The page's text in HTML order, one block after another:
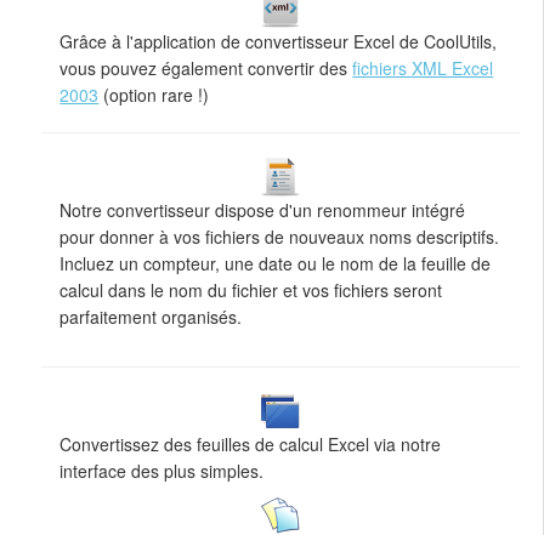
Grâce à l'application de convertisseur Excel de CoolUtils,
vous pouvez également convertir desfichiers XML Excel
2003 (option rare !)
Notre convertisseur dispose d'un renommeur intégré
pour donner à vos fichiers de nouveaux noms descriptifs.
Incluez un compteur, une date ou le nom de la feuille de
calcul dans le nom du fichier et vos fichiers seront
parfaitement organisés.
Convertissez des feuilles de calcul Excel via notre
interface des plus simples.